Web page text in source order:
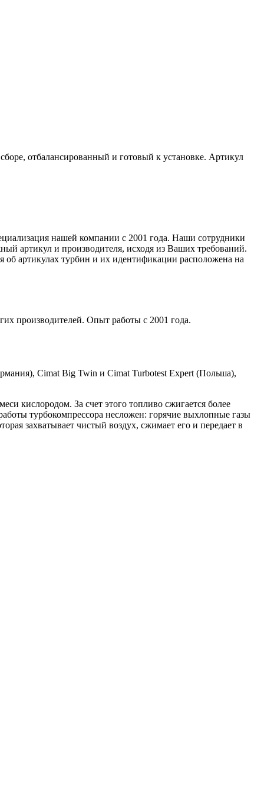
отбалансированный и готовый к установке. Артикул
нашей компании с 2001 года. Наши сотрудники
артикул и производителя, исходя из Ваших требований.
артикулах турбин и их идентификации расположена на
производителей. Опыт работы с 2001 года.
Cimat Big Twin и Cimat Turbotest Expert (Польша),
кислородом. За счет этого топливо сжигается более
турбокомпрессора несложен: горячие выхлопные газы
захватывает чистый воздух, сжимает его и передает в